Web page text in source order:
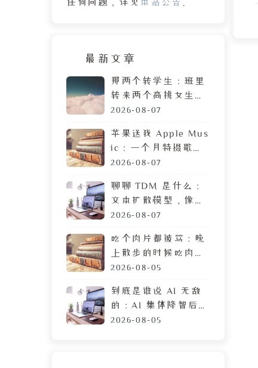
最新文章
那两个转学生：班里
转来两个高挑女生，
拷贝 MP3 居然是喜
2026-08-07
苹果送我 Apple Mus
ic：一个月特摄歌曲
搜索体验，让我果断
2026-08-07
聊聊 TDM 是什么：
文本扩散模型，像生
成图片一样生成文章
2026-08-07
吃个肉片都被骂：晚
上散步的时候吃肉
脯，遭陌生人鄙视的
2026-08-05
到底是谁说 AI 无敌
的：AI 集体降智后，
DeepSeek 让我彻底
2026-08-05